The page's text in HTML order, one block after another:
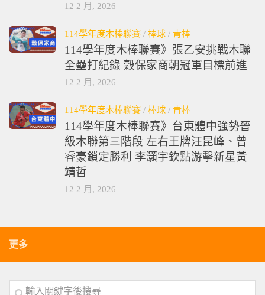
12 2 月, 2026
114學年度木棒聯賽 / 棒球 / 青棒
114學年度木棒聯賽》張乙安挑戰木聯
全壘打紀錄 穀保家商朝冠軍目標前進
12 2 月, 2026
114學年度木棒聯賽 / 棒球 / 青棒
114學年度木棒聯賽》台東體中強勢晉
級木聯第三階段 左右王牌汪昆峰、曾
睿豪鎖定勝利 李灝宇欽點游擊新星黃
靖哲
12 2 月, 2026
更多